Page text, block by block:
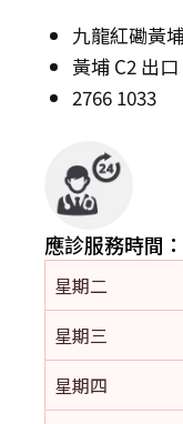
九龍紅磡黃
黃埔 C2 出口
2766 1033
應診服務時間：
星期二
星期三
星期四